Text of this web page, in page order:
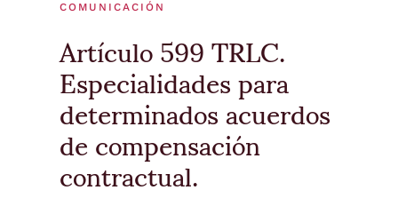
COMUNICACIÓN
Artículo 599 TRLC.
Especialidades para
determinados acuerdos
de compensación
contractual.